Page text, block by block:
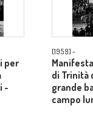
per
-
[1959] -
di Trinità
grande
campo